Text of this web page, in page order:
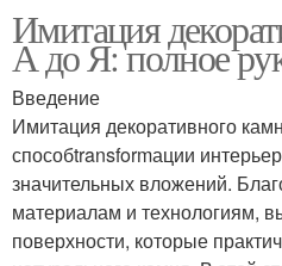
Имитация
А до Я: полное
Введение
Имитация декоративного
способtransformации
значительных вложений.
материалам и технологиям,
поверхности, которые